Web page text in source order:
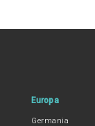
Europa
Germania